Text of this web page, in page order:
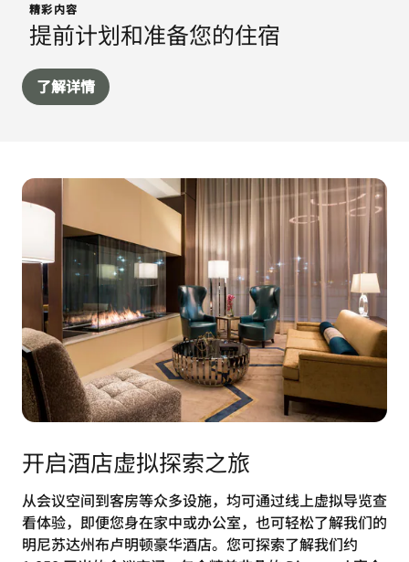
精彩内容
提前计划和准备您的住宿
了解详情
开启酒店虚拟探索之旅
从会议空间到客房等众多设施，均可通过线上虚拟导览查
看体验，即便您身在家中或办公室，也可轻松了解我们的
明尼苏达州布卢明顿豪华酒店。您可探索了解我们约